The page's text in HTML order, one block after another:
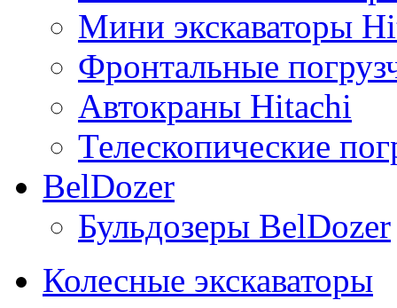
Мини экскаваторы
Фронтальные
Автокраны Hitachi
Телескопические
BelDozer
Бульдозеры BelDozer
Колесные экскаваторы